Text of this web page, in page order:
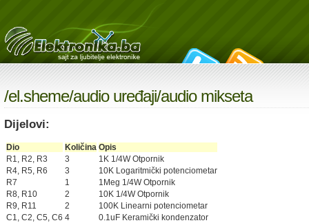
/el.sheme/audio uređaji/audio mikseta
Dijelovi:
Dio Količina Opis
R1, R2, R3
3
1K 1/4W Otpornik
R4, R5, R6
3
10K Logaritmički potenciometar
R7
1
1Meg 1/4W Otpornik
R8, R10
2
10K 1/4W Otpornik
R9, R11
2
100K Linearni potenciometar
C1, C2, C5, C6 4
0.1uF Keramički kondenzator